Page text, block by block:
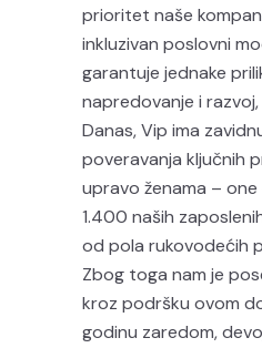
prioritet naše
inkluzivan poslovni
garantuje jednake
napredovanje i
Danas, Vip ima
poveravanja ključnih
upravo ženama –
1.400 naših
od pola rukovodećih
Zbog toga nam je
kroz podršku ovom
godinu zaredom,